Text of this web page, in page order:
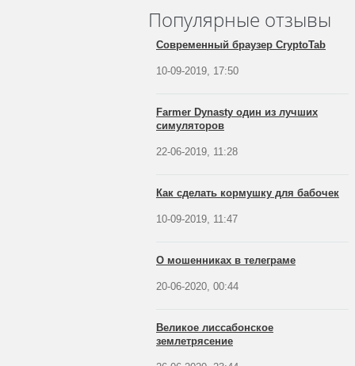
Популярные отзывы
Современный браузер CryptoTab
10-09-2019, 17:50
Farmer Dynasty один из лучших
симуляторов
22-06-2019, 11:28
Как сделать кормушку для бабочек
10-09-2019, 11:47
О мошенниках в телеграме
20-06-2020, 00:44
Великое лиссабонское
землетрясение